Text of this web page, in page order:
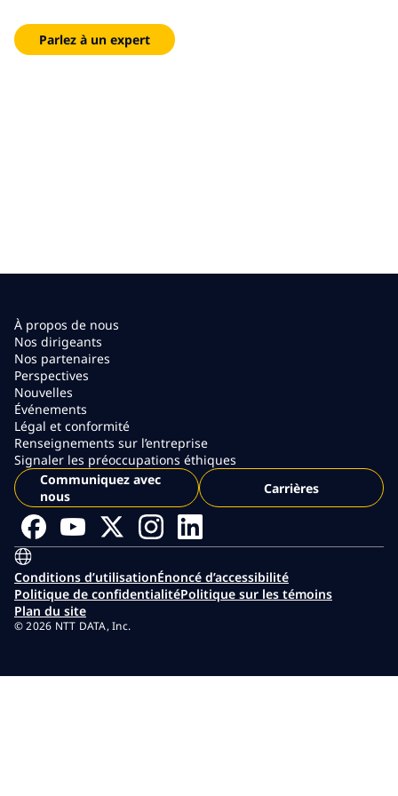
Parlez à un expert
À propos de nous
Nos dirigeants
Nos partenaires
Perspectives
Nouvelles
Événements
Légal et conformité
Renseignements sur l’entreprise
Signaler les préoccupations éthiques
Communiquez avec
nous
Carrières
Conditions d’utilisationÉnoncé d’accessibilité
Politique de confidentialitéPolitique sur les témoins
Plan du site
© 2026 NTT DATA, Inc.